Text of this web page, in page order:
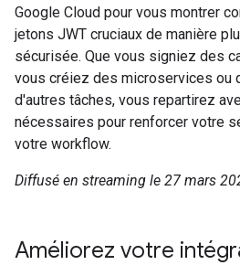
Google Cloud pour vous montrer
jetons JWT cruciaux de manière
sécurisée. Que vous signiez des
vous créiez des microservices ou
d'autres tâches, vous repartirez
nécessaires pour renforcer votre
votre workflow.
Diffusé en streaming le 27 mars
Améliorez votre